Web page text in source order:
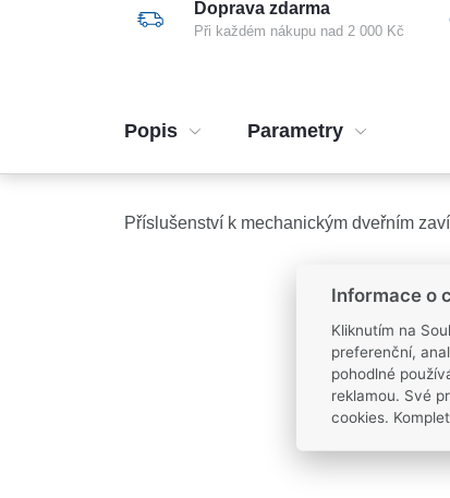
Doprava zdarma
Při každém nákupu nad 2 000 Kč
Popis Parametry
Příslušenství k mechanickým dveřním
Informace o
Kliknutím na
preferenční,
pohodlné
reklamou. Své
cookies.